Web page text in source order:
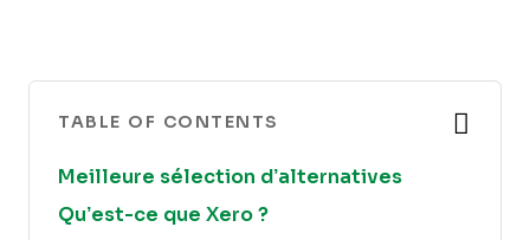
TABLE OF CONTENTS
Meilleure sélection d’alternatives
Qu’est-ce que Xero ?